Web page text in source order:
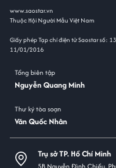
www.saostar.vn
Thuộc Hội Người Mẫu Việt Nam
Giấy phép Tạp chí điện tử Saostar số:
11/01/2016
Tổng biên tập
Nguyễn Quang Minh
Thư ký tòa soạn
Văn Quốc Nhân
Trụ sở TP. Hồ Chí Minh